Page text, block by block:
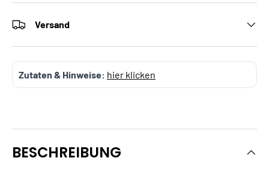
Versand
Zutaten & Hinweise: hier klicken
BESCHREIBUNG